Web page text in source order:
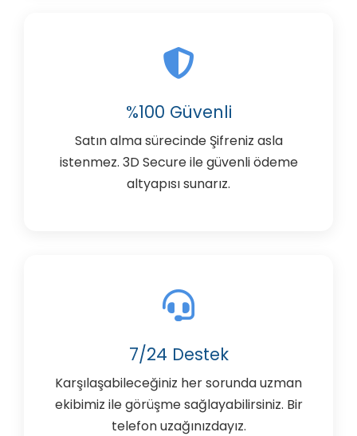
%100 Güvenli
Satın alma sürecinde Şifreniz asla
istenmez. 3D Secure ile güvenli ödeme
altyapısı sunarız.
7/24 Destek
Karşılaşabileceğiniz her sorunda uzman
ekibimiz ile görüşme sağlayabilirsiniz. Bir
telefon uzağınızdayız.